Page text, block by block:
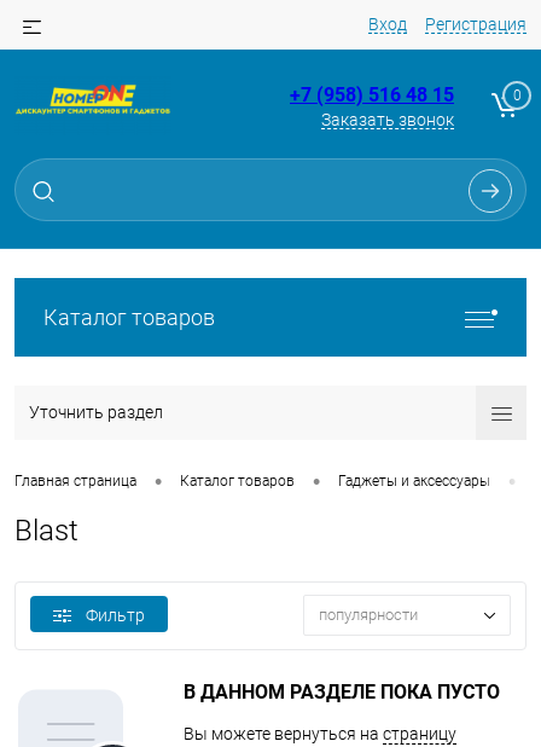
Вход Регистрация
+7 (958) 516 48 15
Заказать звонок
0
Каталог товаров
Уточнить раздел
Главная страница • Каталог товаров • Гаджеты и аксессуары •
Blast
Фильтр популярности
В ДАННОМ РАЗДЕЛЕ ПОКА ПУСТО
Вы можете вернуться на страницу